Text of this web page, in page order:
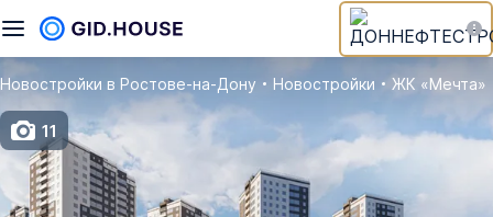
Новостройки в Ростове‑на‑Дону Новостройки ЖК «Мечта»
11